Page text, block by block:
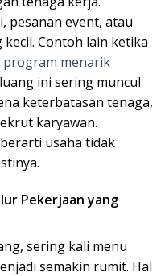
pesanan event, atau
Contoh lain ketika
program menarik
ini sering muncul
keterbatasan tenaga,
karyawan.
usaha tidak
Pekerjaan yang
sering kali menu
semakin rumit. Hal